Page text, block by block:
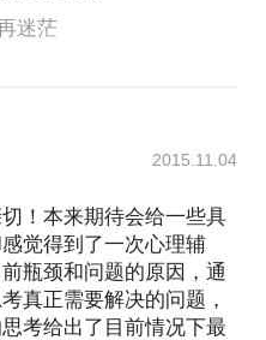
迷茫
2015.11.04
！本来期待会给一些具
觉得到了一次心理辅
瓶颈和问题的原因，通
真正需要解决的问题，
考给出了目前情况下最